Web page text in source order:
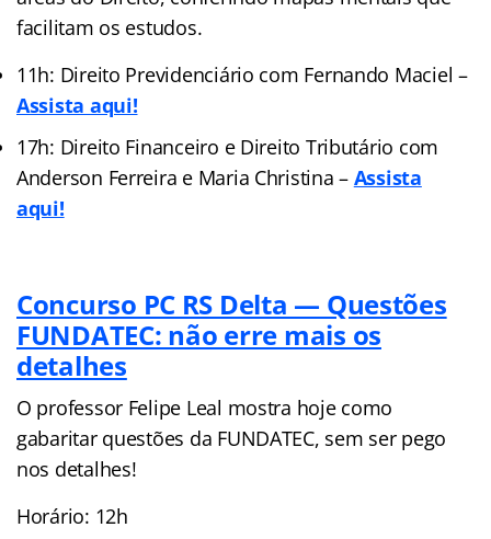
facilitam os estudos.
11h: Direito Previdenciário com Fernando Maciel –
Assista aqui!
17h: Direito Financeiro e Direito Tributário com
Anderson Ferreira e Maria Christina – Assista
aqui!
Concurso PC RS Delta — Questões
FUNDATEC: não erre mais os
detalhes
O professor Felipe Leal mostra hoje como
gabaritar questões da FUNDATEC, sem ser pego
nos detalhes!
Horário: 12h